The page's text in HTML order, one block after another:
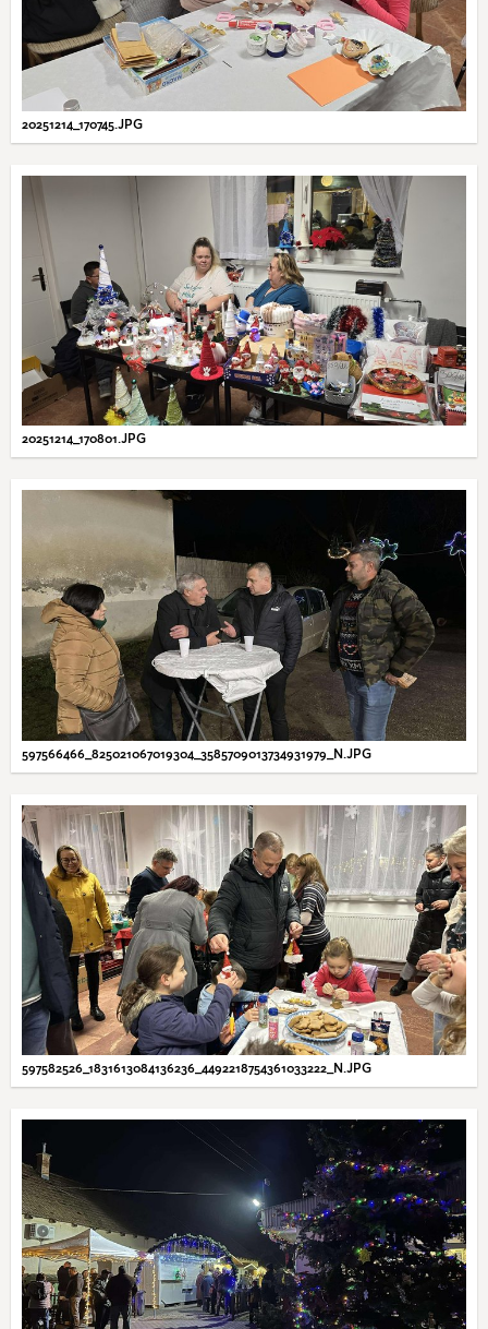
20251214_170745.JPG
20251214_170801.JPG
597566466_825021067019304_3585709013734931979_N.JPG
597582526_1831613084136236_4492218754361033222_N.JPG